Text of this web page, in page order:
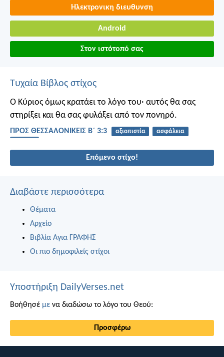
Ηλεκτρονικη διευθυνση
Android
Στον ιστότοπό σας
Τυχαία Βίβλος στίχος
Ο Κύριος όμως κρατάει το λόγο του· αυτός θα σας
στηρίξει και θα σας φυλάξει από τον πονηρό.
ΠΡΟΣ ΘΕΣΣΑΛΟΝΙΚΕΙΣ Β΄ 3:3 αξιοπιστία
ασφάλεια
Επόμενο στίχο!
Διαβάστε περισσότερα
Θέματα
Αρχείο
Βιβλία Αγια ΓΡΑΦΗΣ
Οι πιο δημοφιλείς στίχοι
Υποστήριξη DailyVerses.net
Βοήθησέ με να διαδώσω το λόγο του Θεού:
Προσφέρω